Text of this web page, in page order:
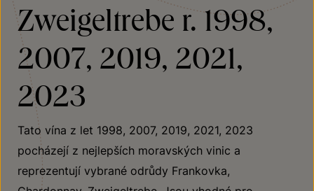
Zweigeltrebe r. 1998,
2007, 2019, 2021,
2023
Tato vína z let 1998, 2007, 2019, 2021, 2023
pocházejí z nejlepších moravských vinic a
reprezentují vybrané odrůdy Frankovka,